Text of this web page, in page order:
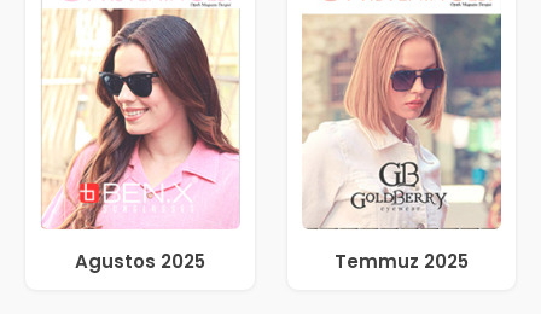
Agustos 2025 Temmuz 2025